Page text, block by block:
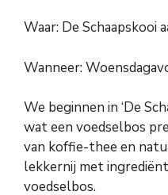
Waar: De Schaapskooi
Wanneer:
We beginnen in ‘De
wat een voedselbos
van koffie-thee en
lekkernij met
voedselbos.